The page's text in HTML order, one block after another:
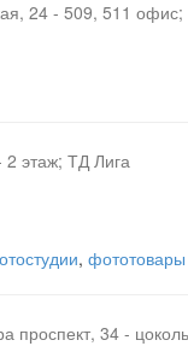
24 - 509, 511 офис;
2 этаж; ТД Лига
, фототовары
проспект, 34 - цоколь